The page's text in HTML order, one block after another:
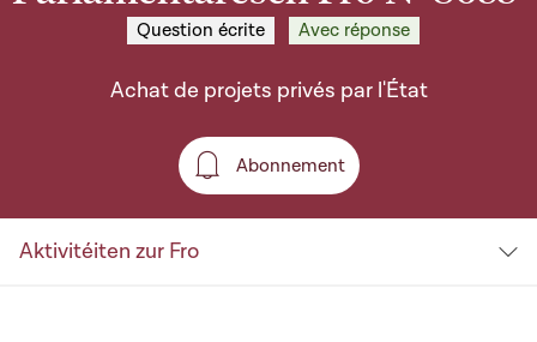
Question écrite Avec réponse
Achat de projets privés par l'État
Abonnement
Abonnement
Aktivitéiten zur Fro